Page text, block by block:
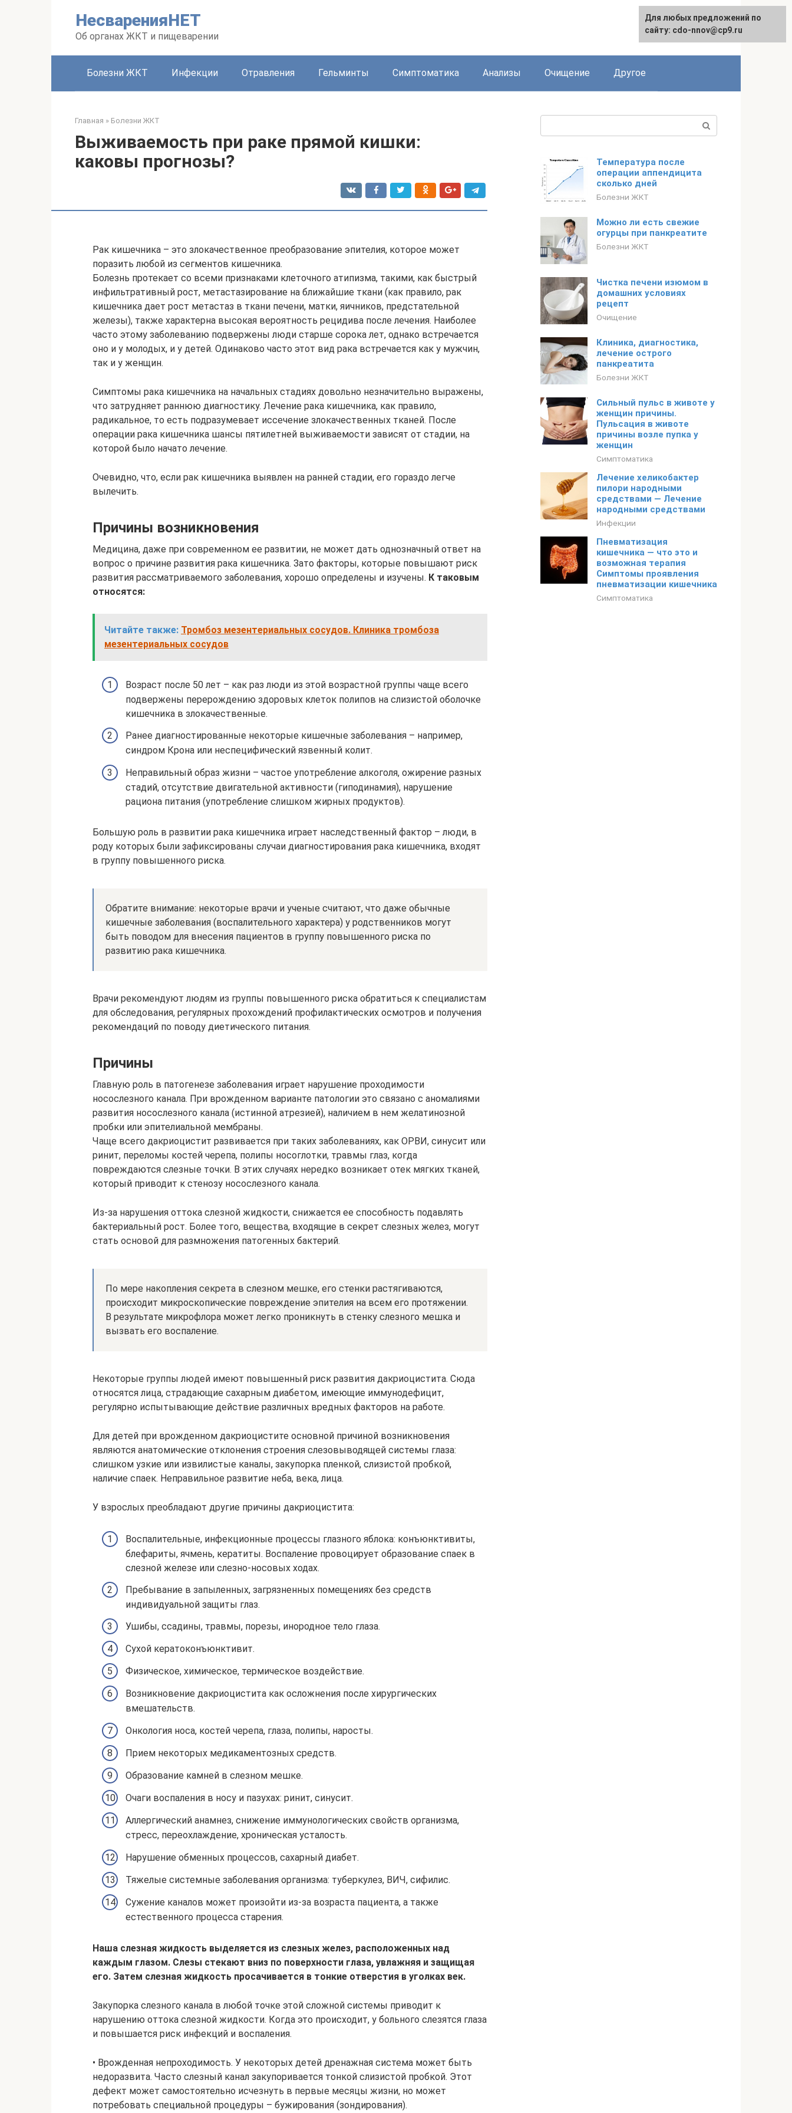
НесваренияНЕТ
Об органах ЖКТ и пищеварении
Болезни ЖКТ Инфекции Отравления Гельминты Симптоматика Анализы Очищение Другое
Главная » Болезни ЖКТ
Выживаемость при раке прямой кишки:
каковы прогнозы?
Рак кишечника – это злокачественное преобразование эпителия, которое может
поразить любой из сегментов кишечника.
Болезнь протекает со всеми признаками клеточного атипизма, такими, как быстрый
инфильтративный рост, метастазирование на ближайшие ткани (как правило, рак
кишечника дает рост метастаз в ткани печени, матки, яичников, предстательной
железы), также характерна высокая вероятность рецидива после лечения. Наиболее
часто этому заболеванию подвержены люди старше сорока лет, однако встречается
оно и у молодых, и у детей. Одинаково часто этот вид рака встречается как у мужчин,
так и у женщин.
Симптомы рака кишечника на начальных стадиях довольно незначительно выражены,
что затрудняет раннюю диагностику. Лечение рака кишечника, как правило,
радикальное, то есть подразумевает иссечение злокачественных тканей. После
операции рака кишечника шансы пятилетней выживаемости зависят от стадии, на
которой было начато лечение.
Очевидно, что, если рак кишечника выявлен на ранней стадии, его гораздо легче
вылечить.
Причины возникновения
Медицина, даже при современном ее развитии, не может дать однозначный ответ на
вопрос о причине развития рака кишечника. Зато факторы, которые повышают риск
развития рассматриваемого заболевания, хорошо определены и изучены. К таковым
относятся:
Читайте также: Тромбоз мезентериальных сосудов. Клиника тромбоза
мезентериальных сосудов
Возраст после 50 лет – как раз люди из этой возрастной группы чаще всего
подвержены перерождению здоровых клеток полипов на слизистой оболочке
кишечника в злокачественные.
Ранее диагностированные некоторые кишечные заболевания – например,
синдром Крона или неспецифический язвенный колит.
Неправильный образ жизни – частое употребление алкоголя, ожирение разных
стадий, отсутствие двигательной активности (гиподинамия), нарушение
рациона питания (употребление слишком жирных продуктов).
Большую роль в развитии рака кишечника играет наследственный фактор – люди, в
роду которых были зафиксированы случаи диагностирования рака кишечника, входят
в группу повышенного риска.
Обратите внимание: некоторые врачи и ученые считают, что даже обычные
кишечные заболевания (воспалительного характера) у родственников могут
быть поводом для внесения пациентов в группу повышенного риска по
развитию рака кишечника.
Врачи рекомендуют людям из группы повышенного риска обратиться к специалистам
для обследования, регулярных прохождений профилактических осмотров и получения
рекомендаций по поводу диетического питания.
Причины
Главную роль в патогенезе заболевания играет нарушение проходимости
носослезного канала. При врожденном варианте патологии это связано с аномалиями
развития носослезного канала (истинной атрезией), наличием в нем желатинозной
пробки или эпителиальной мембраны.
Чаще всего дакриоцистит развивается при таких заболеваниях, как ОРВИ, синусит или
ринит, переломы костей черепа, полипы носоглотки, травмы глаз, когда
повреждаются слезные точки. В этих случаях нередко возникает отек мягких тканей,
который приводит к стенозу носослезного канала.
Из-за нарушения оттока слезной жидкости, снижается ее способность подавлять
бактериальный рост. Более того, вещества, входящие в секрет слезных желез, могут
стать основой для размножения патогенных бактерий.
По мере накопления секрета в слезном мешке, его стенки растягиваются,
происходит микроскопические повреждение эпителия на всем его протяжении.
В результате микрофлора может легко проникнуть в стенку слезного мешка и
вызвать его воспаление.
Некоторые группы людей имеют повышенный риск развития дакриоцистита. Сюда
относятся лица, страдающие сахарным диабетом, имеющие иммунодефицит,
регулярно испытывающие действие различных вредных факторов на работе.
Для детей при врожденном дакриоцистите основной причиной возникновения
являются анатомические отклонения строения слезовыводящей системы глаза:
слишком узкие или извилистые каналы, закупорка пленкой, слизистой пробкой,
наличие спаек. Неправильное развитие неба, века, лица.
У взрослых преобладают другие причины дакриоцистита:
Воспалительные, инфекционные процессы глазного яблока: конъюнктивиты,
блефариты, ячмень, кератиты. Воспаление провоцирует образование спаек в
слезной железе или слезно-носовых ходах.
Пребывание в запыленных, загрязненных помещениях без средств
индивидуальной защиты глаз.
Ушибы, ссадины, травмы, порезы, инородное тело глаза.
Сухой кератоконъюнктивит.
Физическое, химическое, термическое воздействие.
Возникновение дакриоцистита как осложнения после хирургических
вмешательств.
Онкология носа, костей черепа, глаза, полипы, наросты.
Прием некоторых медикаментозных средств.
Образование камней в слезном мешке.
Очаги воспаления в носу и пазухах: ринит, синусит.
Аллергический анамнез, снижение иммунологических свойств организма,
стресс, переохлаждение, хроническая усталость.
Нарушение обменных процессов, сахарный диабет.
Тяжелые системные заболевания организма: туберкулез, ВИЧ, сифилис.
Сужение каналов может произойти из-за возраста пациента, а также
естественного процесса старения.
Наша слезная жидкость выделяется из слезных желез, расположенных над
каждым глазом. Слезы стекают вниз по поверхности глаза, увлажняя и защищая
его. Затем слезная жидкость просачивается в тонкие отверстия в уголках век.
Закупорка слезного канала в любой точке этой сложной системы приводит к
нарушению оттока слезной жидкости. Когда это происходит, у больного слезятся глаза
и повышается риск инфекций и воспаления.
• Врожденная непроходимость. У некоторых детей дренажная система может быть
недоразвита. Часто слезный канал закупоривается тонкой слизистой пробкой. Этот
дефект может самостоятельно исчезнуть в первые месяцы жизни, но может
потребовать специальной процедуры – бужирования (зондирования).
Температура после
операции аппендицита
сколько дней
Болезни ЖКТ
Можно ли есть свежие
огурцы при панкреатите
Болезни ЖКТ
Чистка печени изюмом в
домашних условиях
рецепт
Очищение
Клиника, диагностика,
лечение острого
панкреатита
Болезни ЖКТ
Сильный пульс в животе у
женщин причины.
Пульсация в животе
причины возле пупка у
женщин
Симптоматика
Лечение хеликобактер
пилори народными
средствами — Лечение
народными средствами
Инфекции
Пневматизация
кишечника — что это и
возможная терапия
Симптомы проявления
пневматизации кишечника
Симптоматика
Для любых предложений по
сайту: cdo-nnov@cp9.ru